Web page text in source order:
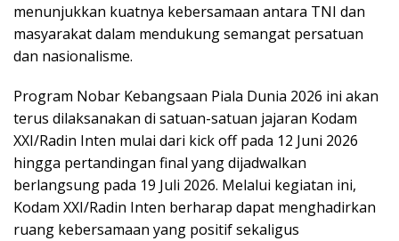
menunjukkan kuatnya kebersamaan antara TNI dan
masyarakat dalam mendukung semangat persatuan
dan nasionalisme.
Program Nobar Kebangsaan Piala Dunia 2026 ini akan
terus dilaksanakan di satuan-satuan jajaran Kodam
XXI/Radin Inten mulai dari kick off pada 12 Juni 2026
hingga pertandingan final yang dijadwalkan
berlangsung pada 19 Juli 2026. Melalui kegiatan ini,
Kodam XXI/Radin Inten berharap dapat menghadirkan
ruang kebersamaan yang positif sekaligus